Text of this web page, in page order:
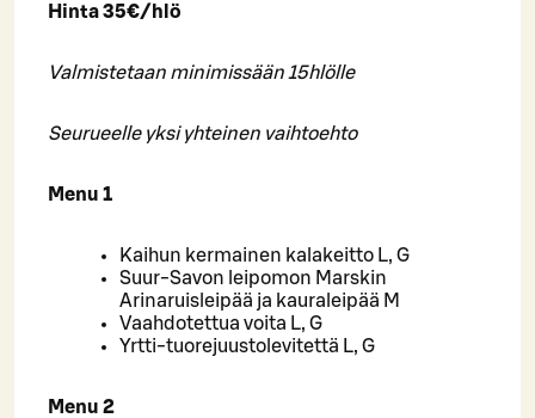
Hinta 35€/hlö
Valmistetaan minimissään 15hlölle
Seurueelle yksi yhteinen vaihtoehto
Menu 1
Kaihun kermainen kalakeitto L, G
Suur-Savon leipomon Marskin
Arinaruisleipää ja kauraleipää M
Vaahdotettua voita L, G
Yrtti-tuorejuustolevitettä L, G
Menu 2